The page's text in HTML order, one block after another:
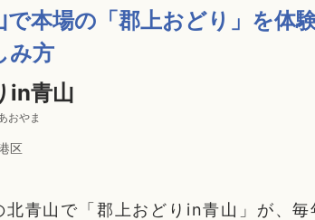
で本場の「郡上おどり」を体
み方
in青山
おやま
区
北青山で「郡上おどりin青山」が、